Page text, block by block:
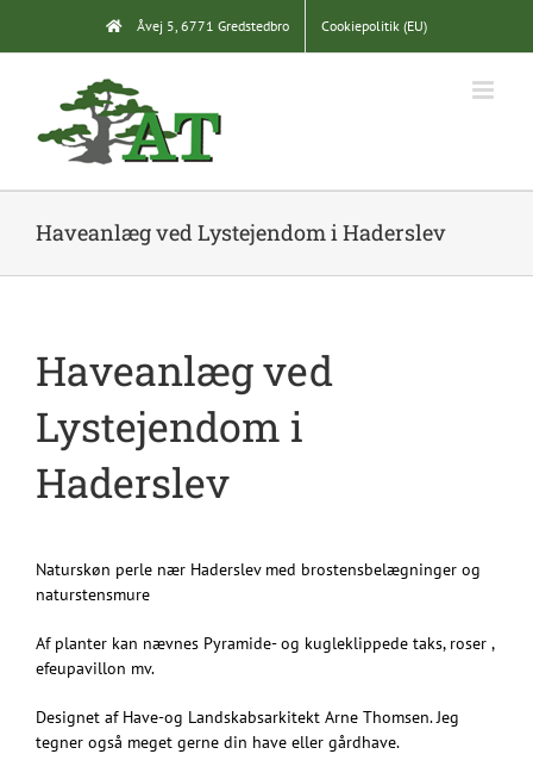
content
Åvej 5, 6771 Gredstedbro Cookiepolitik (EU)
Haveanlæg ved Lystejendom i Haderslev
Haveanlæg ved
Lystejendom i
Haderslev
Naturskøn perle nær Haderslev med brostensbelægninger og
naturstensmure
Af planter kan nævnes Pyramide- og kugleklippede taks, roser ,
efeupavillon mv.
Designet af Have-og Landskabsarkitekt Arne Thomsen. Jeg
tegner også meget gerne din have eller gårdhave.